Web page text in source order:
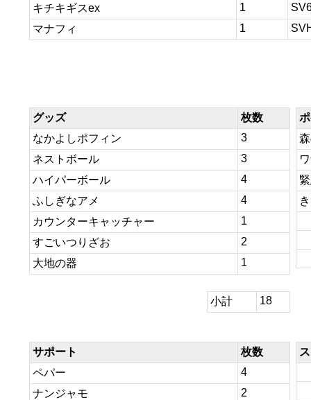
キチキギスex
1
マナフィ
1
グッズ
枚数
なかよしポフィン
3
ネストボール
3
ハイパーボール
4
ふしぎなアメ
4
カウンターキャッチャー
1
すごいつりざお
2
大地の器
1
小計 18
サポート
枚数
ペパー
4
ナンジャモ
2